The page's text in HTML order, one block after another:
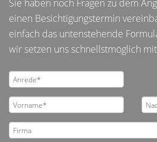
Sie haben noch Fragen zu dem
einen Besichtigungstermin
einfach das untenstehende
wir setzen uns schnellstmöglich